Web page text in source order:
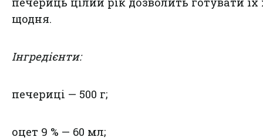
щодня.
Інгредієнти:
печериці — 500 г;
оцет 9 % — 60 мл;